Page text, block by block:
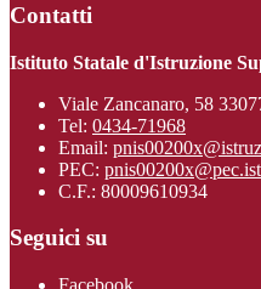
Contatti
Istituto Statale d'Istruzione
Viale Zancanaro, 58
Tel: 0434-71968
Email:
PEC:
C.F.: 80009610934
Seguici su
Facebook